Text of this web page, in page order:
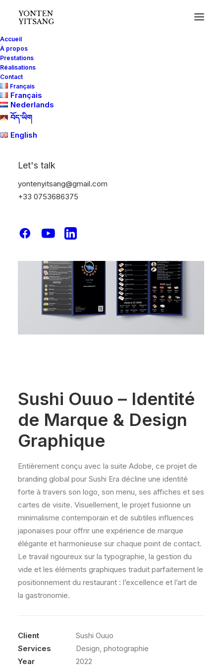
Accueil
À propos
Prestations
Réalisations
Contact
Français
Français
Nederlands
བོད་ཡིག
English
Let's talk
yontenyitsang@gmail.com
+33 0753686375
Sushi Ouuo – Identité
de Marque & Design
Graphique
Entièrement conçu avec la suite Adobe, ce projet de
branding global pour Sushi Era décline une identité
forte à travers son logo, son menu, ses affiches et ses
cartes de visite. Visuellement, le projet fusionne un
minimalisme contemporain et de subtiles influences
japonaises pour offrir une expérience de marque
élégante et harmonieuse sur chaque point de contact.
Le travail rigoureux sur la typographie, la gestion du
vide et les éléments graphiques traduit parfaitement le
positionnement du restaurant : l’excellence et l’art de
la gastronomie.
Client
Sushi Ouuo
Services
Design, photographie
Year
2022